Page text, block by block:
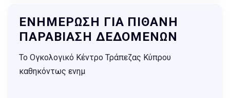
ΕΝΗΜΕΡΩΣΗ ΓΙΑ ΠΙΘΑΝΗ
ΠΑΡΑΒΙΑΣΗ ΔΕΔΟΜΕΝΩΝ
Το Ογκολογικό Κέντρο Τράπεζας Κύπρου
καθηκόντως ενημ